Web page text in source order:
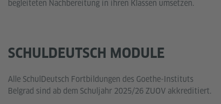
begleiteten Nachbereitung in ihren Klassen umsetzen.
SCHULDEUTSCH MODULE
Alle SchulDeutsch Fortbildungen des Goethe-Instituts
Belgrad sind ab dem Schuljahr 2025/26 ZUOV akkreditiert.